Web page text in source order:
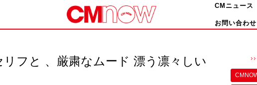
CMニュース
お問い合わせ
リフと 、厳粛なムード 漂う凛々しい